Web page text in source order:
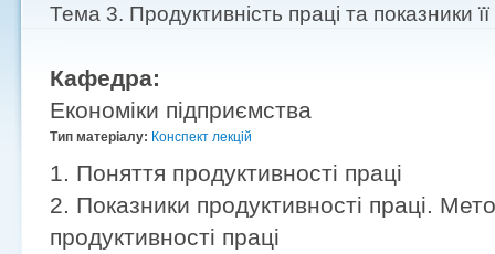
Ви є тут
Тема 3. Продуктивність праці та показники
Кафедра:
Економіки підприємства
Тип матеріалу: Конспект лекцій
1. Поняття продуктивності праці
2. Показники продуктивності праці.
продуктивності праці